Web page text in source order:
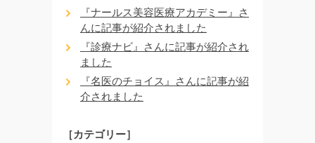
『ナールス美容医療アカデミー』さ
んに記事が紹介されました
『診療ナビ』さんに記事が紹介され
ました
『名医のチョイス』さんに記事が紹
介されました
［カテゴリー］